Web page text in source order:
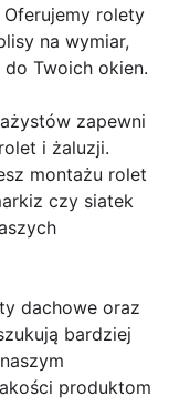
rolety
na wymiar,
Twoich okien.
zapewni
i żaluzji.
montażu rolet
czy siatek
dachowe oraz
bardziej
produktom